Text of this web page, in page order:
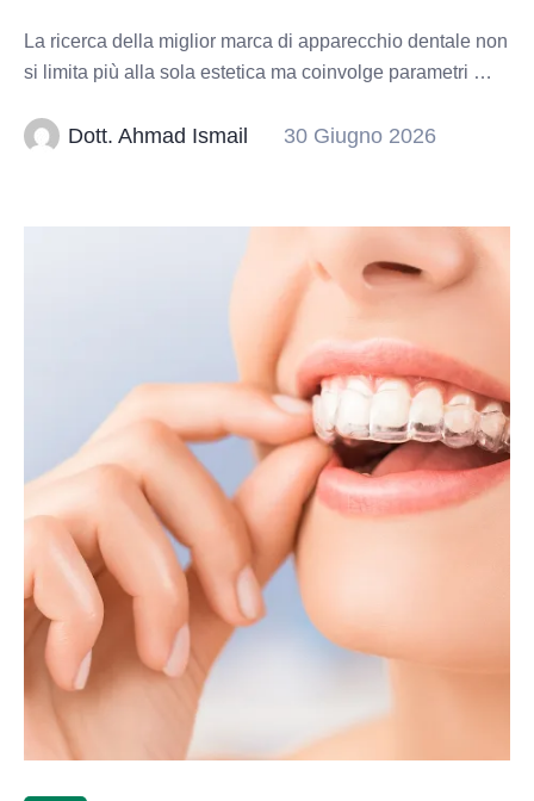
La ricerca della miglior marca di apparecchio dentale non
si limita più alla sola estetica ma coinvolge parametri …
Dott. Ahmad Ismail 30 Giugno 2026